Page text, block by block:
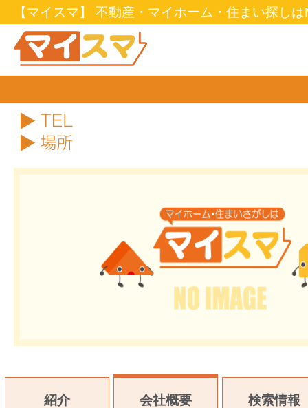
【マイスマ】 不動産・マイホーム・住まい探し
紹介 会社概要 検索情報